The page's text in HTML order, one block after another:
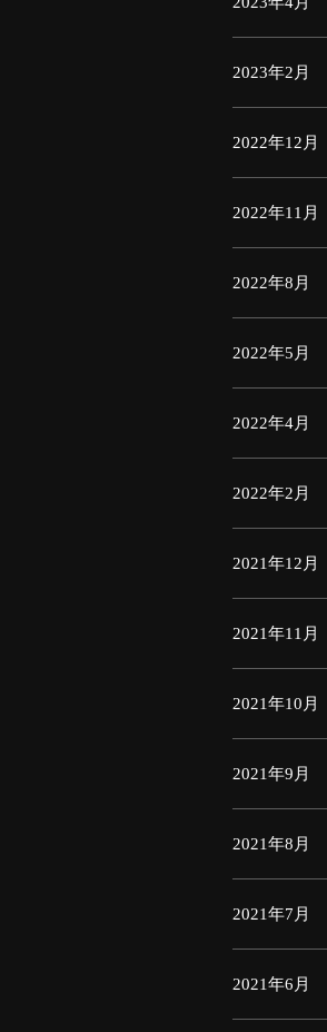
2023年2月
2022年12月
2022年11月
2022年8月
2022年5月
2022年4月
2022年2月
2021年12月
2021年11月
2021年10月
2021年9月
2021年8月
2021年7月
2021年6月